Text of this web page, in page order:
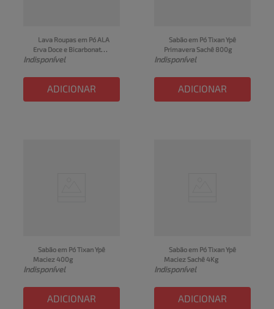
Lava Roupas em Pó ALA
Erva Doce e Bicarbonato
Sachê 400g
Indisponível
ADICIONAR
Sabão em Pó Tixan Ypê
Primavera Sachê 800g
Indisponível
ADICIONAR
Sabão em Pó Tixan Ypê
Maciez 400g
Indisponível
ADICIONAR
Sabão em Pó Tixan Ypê
Maciez Sachê 4Kg
Indisponível
ADICIONAR